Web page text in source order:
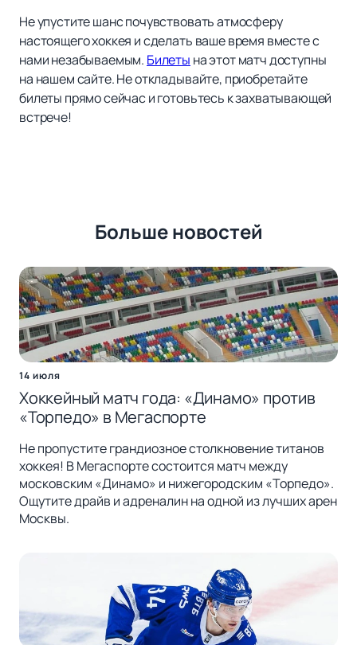
Не упустите шанс почувствовать атмосферу
настоящего хоккея и сделать ваше время вместе с
нами незабываемым. Билеты на этот матч доступны
на нашем сайте. Не откладывайте, приобретайте
билеты прямо сейчас и готовьтесь к захватывающей
встрече!
Больше новостей
14 июля
Хоккейный матч года: «Динамо» против
«Торпедо» в Мегаспорте
Не пропустите грандиозное столкновение титанов
хоккея! В Мегаспорте состоится матч между
московским «Динамо» и нижегородским «Торпедо».
Ощутите драйв и адреналин на одной из лучших арен
Москвы.